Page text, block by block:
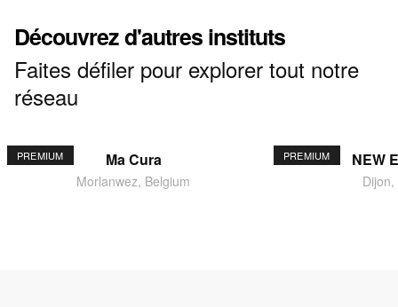
Découvrez d'autres instituts
Faites défiler pour explorer tout notre
réseau
PREMIUM Ma Cura
Morlanwez, Belgium
PREMIUM NEW